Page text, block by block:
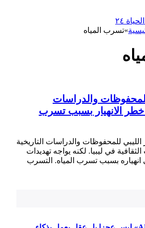
»تسرب المياه
والدراسات
خطر الانهيار بسبب تسرب
للمحفوظات ​والدراسات التاريخية
في ليبيا. لكنه يواجه تهديدات⁣
انهياره ⁢بسبب تسرب المياه. التسرب